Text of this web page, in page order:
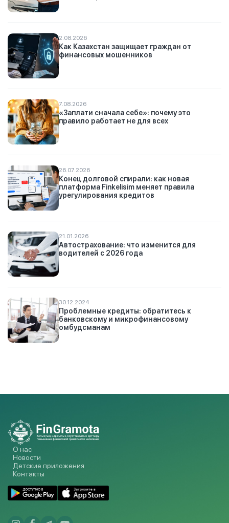
2.08.2026
Как Казахстан защищает граждан от
финансовых мошенников
7.08.2026
«Заплати сначала себе»: почему это
правило работает не для всех
26.07.2026
Конец долговой спирали: как новая
платформа Finkelisim меняет правила
урегулирования кредитов
21.01.2026
Автострахование: что изменится для
водителей с 2026 года
30.12.2024
Проблемные кредиты: обратитесь к
банковскому и микрофинансовому
омбудсманам
О нас
Новости
Детские приложения
Контакты